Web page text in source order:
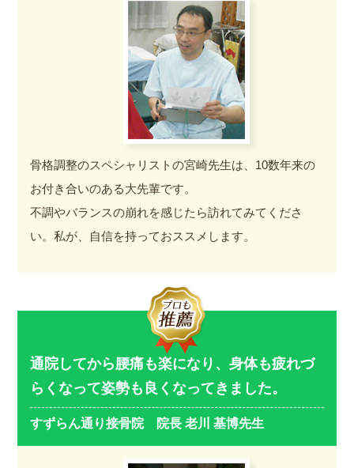
骨格調整のスペシャリストの宮崎先生は、10数年来の
お付き合いのある大先輩です。
不調やバランスの崩れを感じたら訪れてみてくださ
い。私が、自信を持っておススメします。
通院してから腰痛も楽になり、身体も疲れづ
らくなって姿勢も良くなってきました。
すずらん通り接骨院 院長 老川 基博先生